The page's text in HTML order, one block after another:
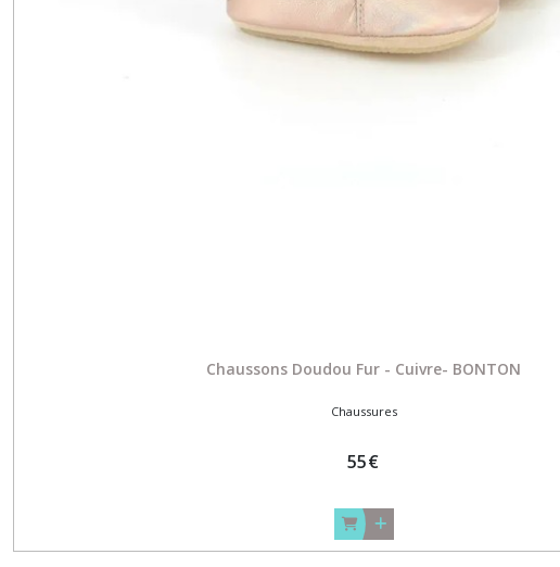
Chaussons Doudou Fur - Cuivre- BONTON
Chaussures
55€